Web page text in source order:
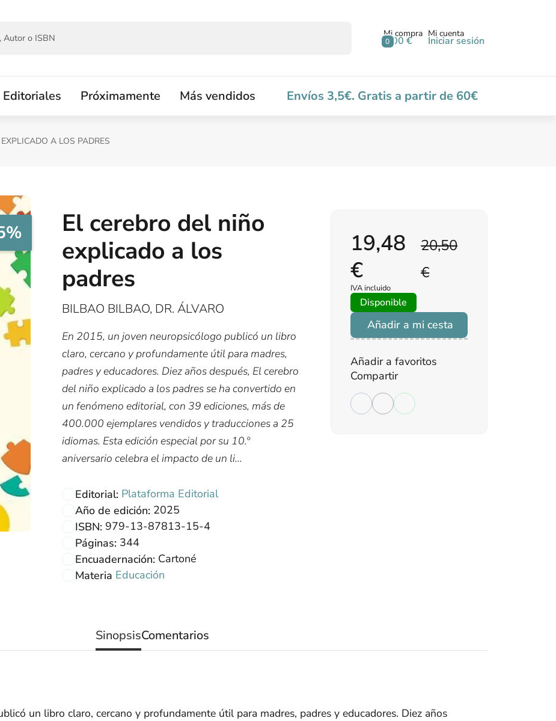
0
Mi compra
0,00 €
Mi cuenta
Iniciar sesión
Editoriales Próximamente Más vendidos Envíos 3,5€. Gratis a partir de 60€
A LOS PADRES
El cerebro del niño
explicado a los
padres
BILBAO BILBAO, DR. ÁLVARO
En 2015, un joven neuropsicólogo publicó un libro
claro, cercano y profundamente útil para madres,
padres y educadores. Diez años después, El cerebro
del niño explicado a los padres se ha convertido en
un fenómeno editorial, con 39 ediciones, más de
400.000 ejemplares vendidos y traducciones a 25
idiomas. Esta edición especial por su 10.º
aniversario celebra el impacto de un li...
Editorial: Plataforma Editorial
Año de edición: 2025
ISBN: 979-13-87813-15-4
Páginas: 344
Encuadernación: Cartoné
Materia Educación
20,50
€
19,48
€
IVA incluido
Disponible
Añadir a mi cesta
Añadir a favoritos
Compartir
SinopsisComentarios
un libro claro, cercano y profundamente útil para madres, padres y educadores. Diez años